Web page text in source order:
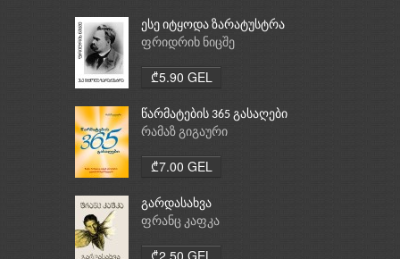
ესე იტყოდა ზარატუსტრა
ფრიდრიხ ნიცშე
₾5.90 GEL
წარმატების 365 გასაღები
რამაზ გიგაური
₾7.00 GEL
გარდასახვა
ფრანც კაფკა
₾2.50 GEL